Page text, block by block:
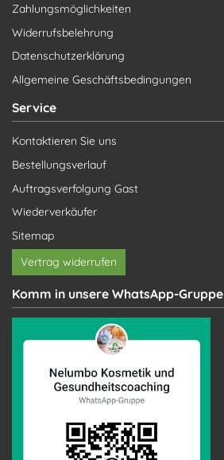
Zahlungsmöglichkeiten
Widerrufsbelehrung
Datenschutzerklärung
Allgemeine Geschäftsbedingungen
Service
Kontaktieren Sie uns
Bestellungsverlauf
Auftragsverfolgung Gast
Wiederverkäufer
Sitemap
Vertrag widerrufen
Komm in unsere WhatsApp-Gruppe